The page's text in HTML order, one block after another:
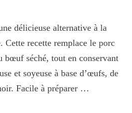
délicieuse alternative à la
Cette recette remplace le porc
séché, tout en conservant
et soyeuse à base d’œufs, de
Facile à préparer …